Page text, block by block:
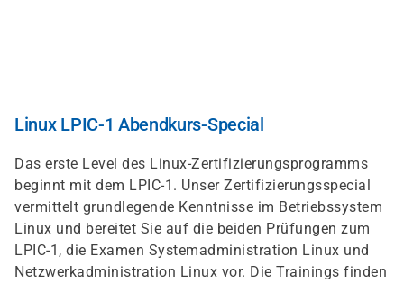
Linux LPIC-1 Abendkurs-Special
Das erste Level des Linux-Zertifizierungsprogramms
beginnt mit dem LPIC-1. Unser Zertifizierungsspecial
vermittelt grundlegende Kenntnisse im Betriebssystem
Linux und bereitet Sie auf die beiden Prüfungen zum
LPIC-1, die Examen Systemadministration Linux und
Netzwerkadministration Linux vor. Die Trainings finden